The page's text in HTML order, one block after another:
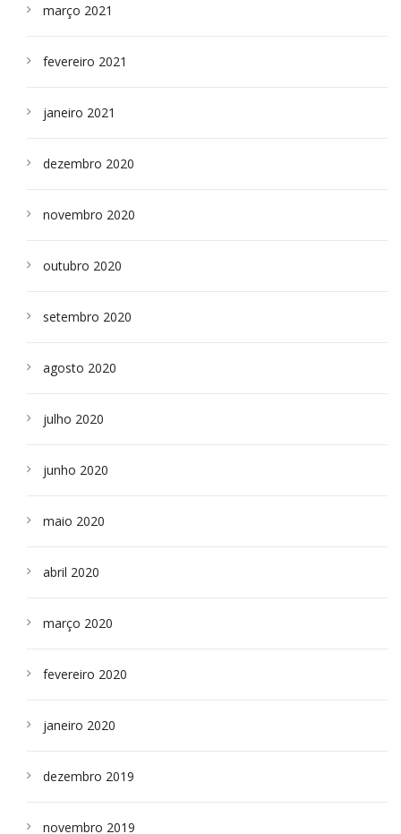
março 2021
fevereiro 2021
janeiro 2021
dezembro 2020
novembro 2020
outubro 2020
setembro 2020
agosto 2020
julho 2020
junho 2020
maio 2020
abril 2020
março 2020
fevereiro 2020
janeiro 2020
dezembro 2019
novembro 2019